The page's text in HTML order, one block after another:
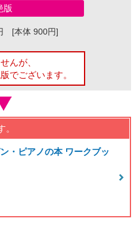
版
[本体 900円]
んが、
でございます。
・ピアノの本 ワークブッ